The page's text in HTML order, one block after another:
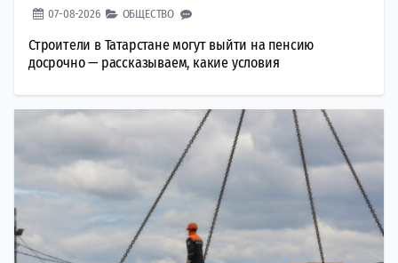
07-08-2026 ОБЩЕСТВО
Строители в Татарстане могут выйти на пенсию
досрочно — рассказываем, какие условия